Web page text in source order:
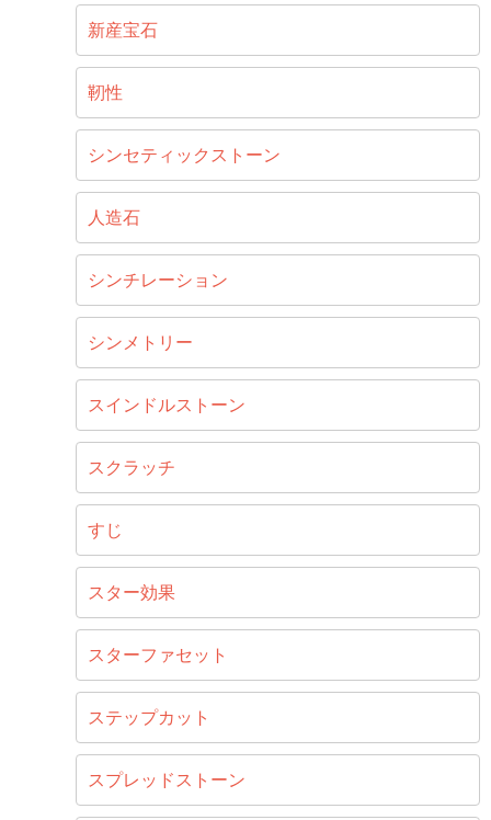
新産宝石
靭性
シンセティックストーン
人造石
シンチレーション
シンメトリー
スインドルストーン
スクラッチ
すじ
スター効果
スターファセット
ステップカット
スプレッドストーン